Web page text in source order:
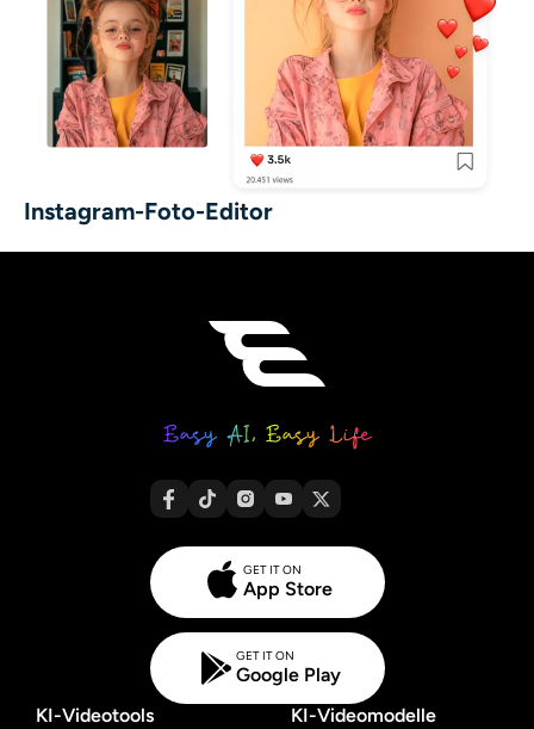
Instagram-Foto-Editor
GET IT ON
App Store
GET IT ON
Google Play
KI-Videotools
KI-Videomodelle